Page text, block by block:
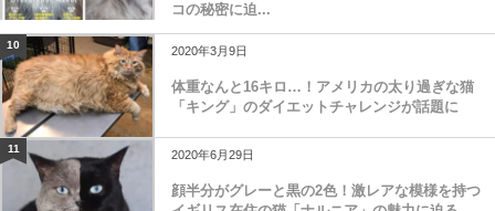
コの秘密に迫...
10 2020年3月9日
体重なんと16キロ…！アメリカの太り過ぎな猫
「キング」のダイエットチャレンジが話題に
11 2020年6月29日
顔半分がグレーと黒の2色！激レアな模様を持つ